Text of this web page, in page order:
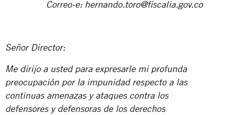
Correo-e: hernando.toro@fiscalia.gov.co
Señor Director:
Me dirijo a usted para expresarle mi profunda
preocupación por la impunidad respecto a las
continuas amenazas y ataques contra los
defensores y defensoras de los derechos